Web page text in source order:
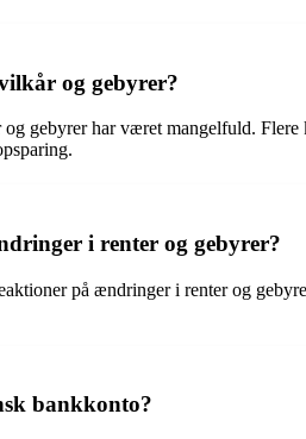
og gebyrer?
gebyrer har været mangelfuld.
i renter og gebyrer?
på ændringer i renter og
bankkonto?